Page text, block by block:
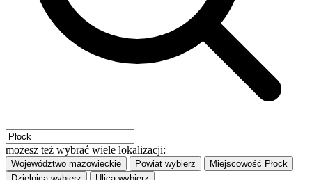
możesz też wybrać wiele lokalizacji:
Województwo mazowieckie Powiat wybierz Miejscowość Płock